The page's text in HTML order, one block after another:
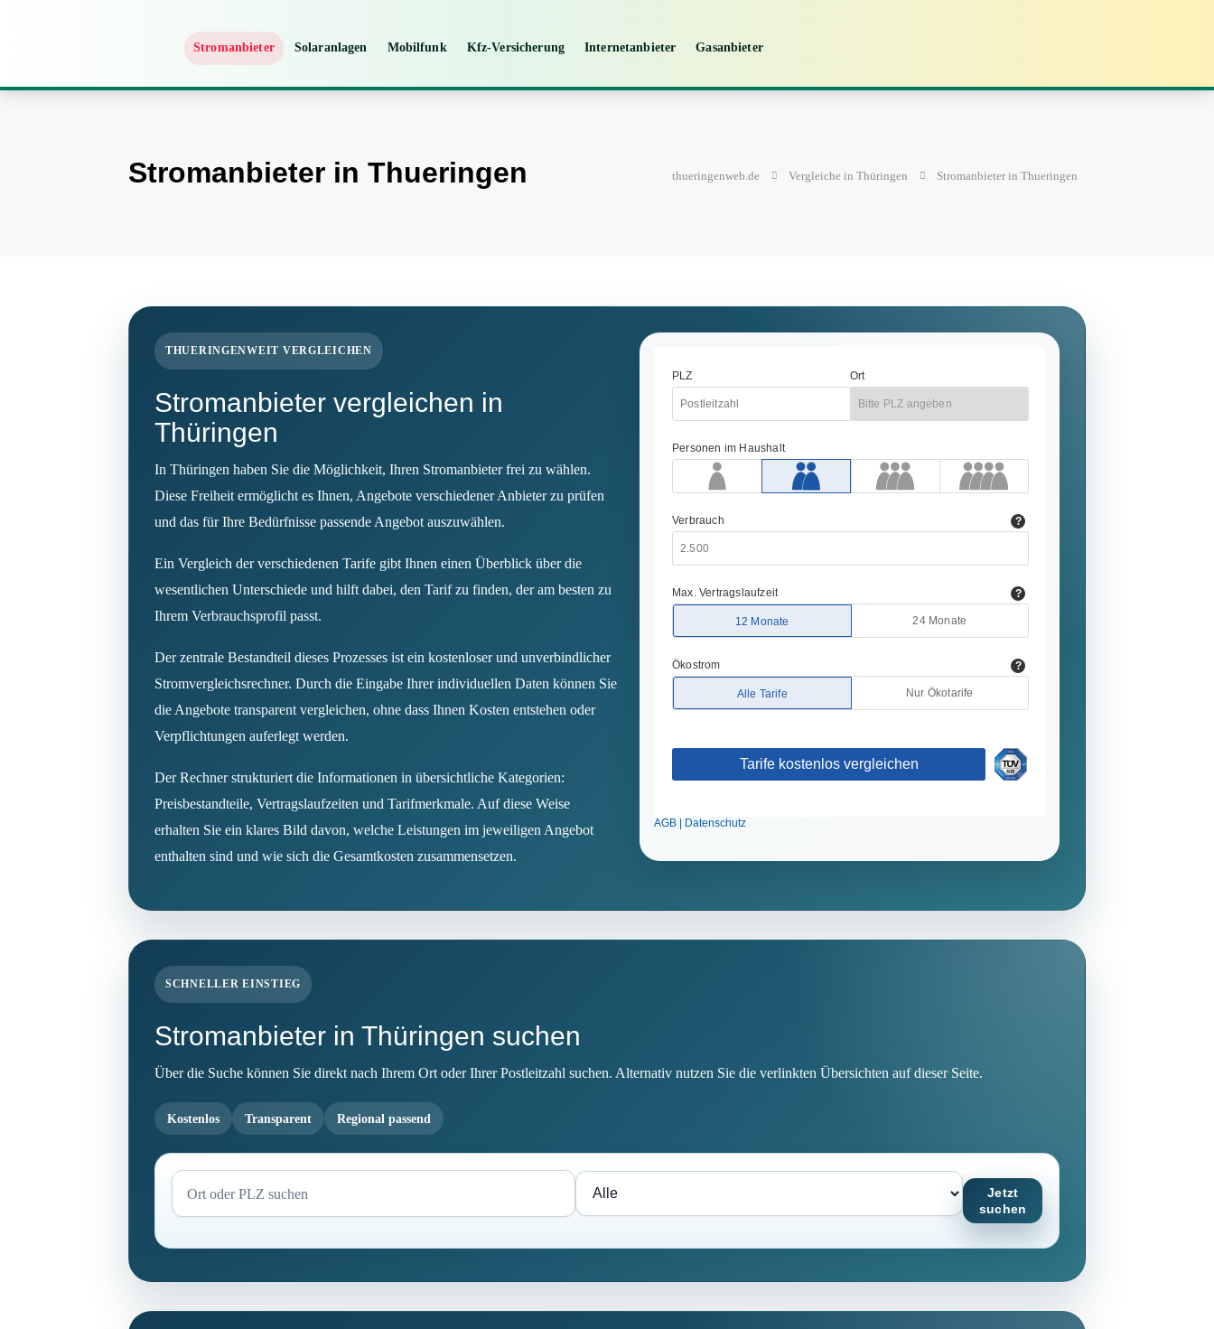
Stromanbieter Solaranlagen Mobilfunk Kfz-Versicherung Internetanbieter Gasanbieter
Stromanbieter in Thueringen thueringenweb.de Vergleiche in Thüringen Stromanbieter in Thueringen
THUERINGENWEIT VERGLEICHEN
Stromanbieter vergleichen in
Thüringen
In Thüringen haben Sie die Möglichkeit, Ihren Stromanbieter frei zu wählen.
Diese Freiheit ermöglicht es Ihnen, Angebote verschiedener Anbieter zu prüfen
und das für Ihre Bedürfnisse passende Angebot auszuwählen.
Ein Vergleich der verschiedenen Tarife gibt Ihnen einen Überblick über die
wesentlichen Unterschiede und hilft dabei, den Tarif zu finden, der am besten zu
Ihrem Verbrauchsprofil passt.
Der zentrale Bestandteil dieses Prozesses ist ein kostenloser und unverbindlicher
Stromvergleichsrechner. Durch die Eingabe Ihrer individuellen Daten können Sie
die Angebote transparent vergleichen, ohne dass Ihnen Kosten entstehen oder
Verpflichtungen auferlegt werden.
Der Rechner strukturiert die Informationen in übersichtliche Kategorien:
Preisbestandteile, Vertragslaufzeiten und Tarifmerkmale. Auf diese Weise
erhalten Sie ein klares Bild davon, welche Leistungen im jeweiligen Angebot
enthalten sind und wie sich die Gesamtkosten zusammensetzen.
SCHNELLER EINSTIEG
Stromanbieter in Thüringen suchen
Über die Suche können Sie direkt nach Ihrem Ort oder Ihrer Postleitzahl suchen. Alternativ nutzen Sie die verlinkten Übersichten auf dieser Seite.
Kostenlos Transparent Regional passend
Jetzt
suchen